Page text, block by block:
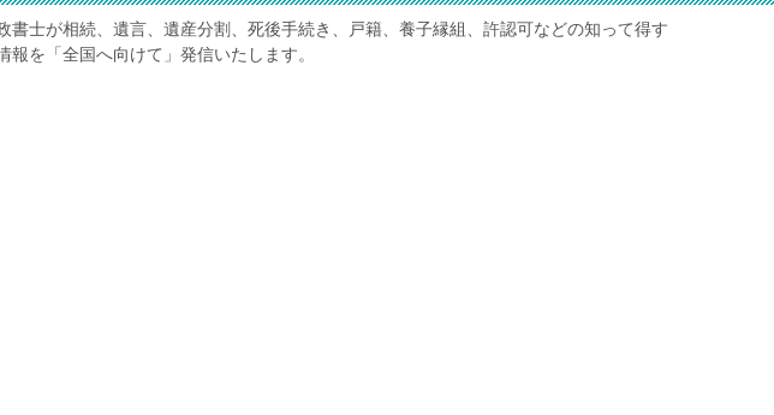
書士が相続、遺言、遺産分割、死後手続き、戸籍、養子縁組、許認可などの知って得す
報を「全国へ向けて」発信いたします。